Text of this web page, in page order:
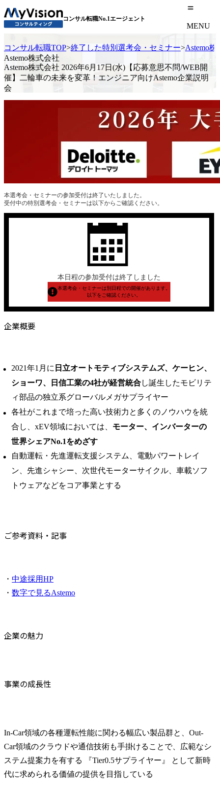
コンサル転職No.1エージェント
MENU
コンサル転職TOP>終了した特別選考会・セミナー>Astemo
Astemo株式会社
Astemo株式会社 2026年6月17日(水)【応募意思不問/WEB開
催】二輪車の未来を変革！エンジニア向けAstemo企業説明
会
本選考会・セミナーの参加受付は終了いたしました。
受付中の特別選考会・セミナーは以下からご確認ください。
本日程の参加受付は終了しました
本選考会・セミナーは別日程での開催があります。
以下をご確認ください。
企業概要
2021年1月に 日立オートモティブシステムズ、ケーヒン、
ショーワ、日信工業の4社が経営統合し誕生したモビリテ
ィ部品の独立系グローバルメガサプライヤー
各社がこれまで培った高い技術力と多くのノウハウを統
合し、xEV領域においては、 モーター、インバーターの
世界シェアNo.1をめざす
自動運転・先進運転支援システム、電動パワートレイ
ン、先進シャシー、次世代モーターサイクル、車載ソフ
トウェアなどをコア事業とする
ご参考資料・記事
・ 中途採用HP
・ 数字で見るAstemo
企業の魅力
事業の成長性
In-Car領域の各種運転性能に関わる幅広い製品群と、Out-
Car領域のクラウドや通信技術も手掛けることで、広範なシ
ステム提案力を有する 『Tier0.5サプライヤー』 として新時
代に求められる価値の提供を目指している